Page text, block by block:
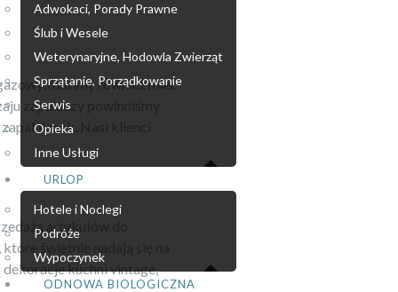
Adwokaci, Porady Prawne
Ślub i Wesele
Weterynaryjne, Hodowla Zwierząt
Sprzątanie, Porządkowanie
Serwis
Opieka
Inne Usługi
URLOP
Hotele i Noclegi
Podróże
Wypoczynek
ODNOWA BIOLOGICZNA
musimy również mieć
zapalaczy powinniśmy
Nasi klienci
artykułów do
świetnie nadają się na
kuchni vintage,